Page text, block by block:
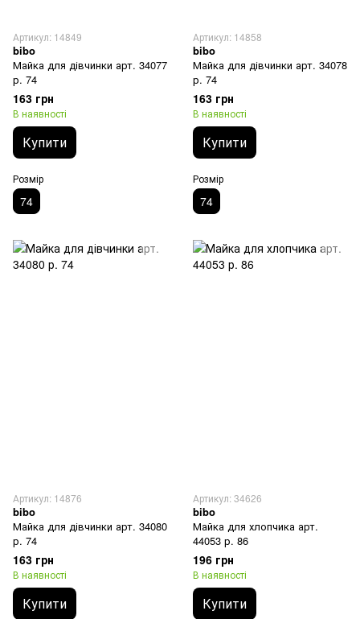
Артикул: 14849
bibo
Майка для дівчинки арт. 34077
р. 74
163 грн
В наявності
Купити
Розмір
74
Артикул: 14858
bibo
Майка для дівчинки арт. 34078
р. 74
163 грн
В наявності
Купити
Розмір
74
Артикул: 14876
bibo
Майка для дівчинки арт. 34080
р. 74
163 грн
В наявності
Купити
Артикул: 34626
bibo
Майка для хлопчика арт.
44053 р. 86
196 грн
В наявності
Купити